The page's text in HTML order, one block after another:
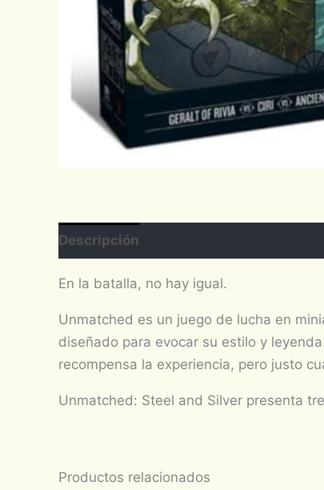
Descripción
En la batalla, no hay igual.
Unmatched es un juego de lucha en
diseñado para evocar su estilo y
recompensa la experiencia, pero justo
Unmatched: Steel and Silver presenta
Productos relacionados